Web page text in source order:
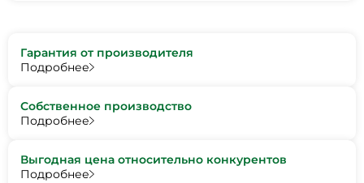
Гарантия от производителя
Подробнее
Собственное производство
Подробнее
Выгодная цена относительно конкурентов
Подробнее